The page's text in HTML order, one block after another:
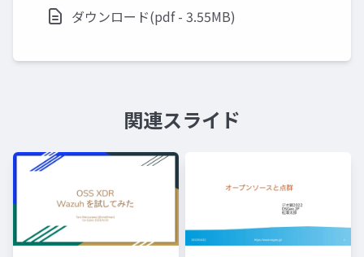
ダウンロード(pdf - 3.55MB)
関連スライド